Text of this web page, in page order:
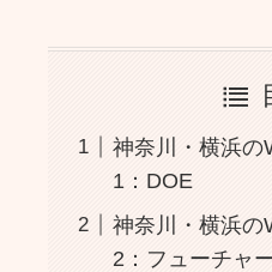
神奈川・横浜の
1：DOE
神奈川・横浜の
2：フューチャ